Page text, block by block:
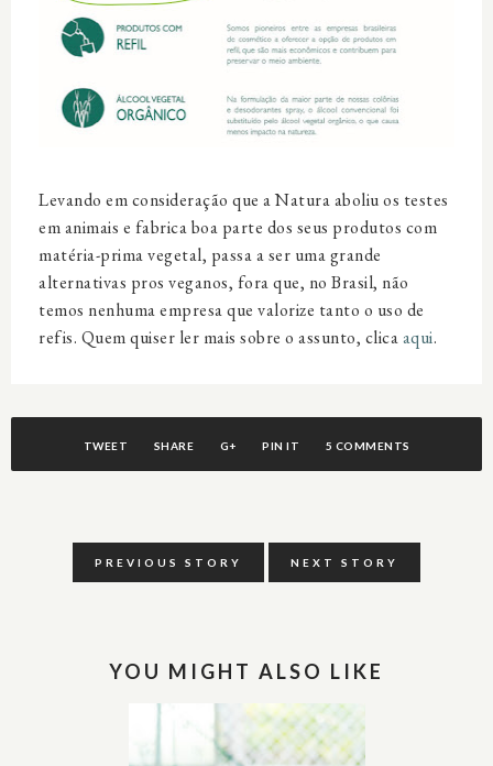
Levando em consideração que a Natura aboliu os testes
em animais e fabrica boa parte dos seus produtos com
matéria-prima vegetal, passa a ser uma grande
alternativas pros veganos, fora que, no Brasil, não
temos nenhuma empresa que valorize tanto o uso de
refis. Quem quiser ler mais sobre o assunto, clicaaqui.
TWEET SHARE G+ PIN IT 5 COMMENTS
PREVIOUS STORY NEXT STORY
YOU MIGHT ALSO LIKE